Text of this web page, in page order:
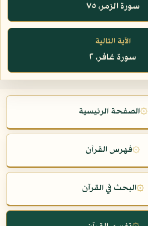
سورة الزمر، ٧٥
الآية التالية
سورة غافر، ٢
۞الصفحة الرئيسية
۞فهرس القرآن
۞البحث في القرآن